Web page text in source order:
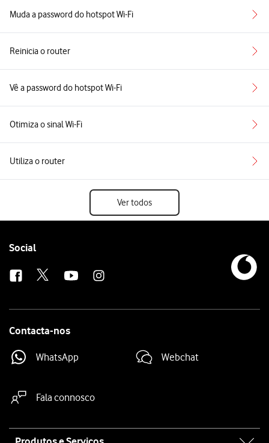
Muda a password do hotspot Wi-Fi
Reinicia o router
Vê a password do hotspot Wi-Fi
Otimiza o sinal Wi-Fi
Utiliza o router
Ver todos
Follow
Social
Contacta-nos
WhatsApp Webchat
Fala connosco